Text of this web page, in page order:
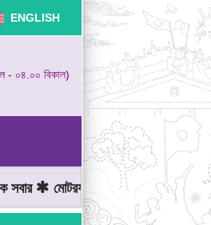
ENGLISH
- ০৪.০০ বিকাল)
মোটরযান চালানোর সময় গতিসীমা